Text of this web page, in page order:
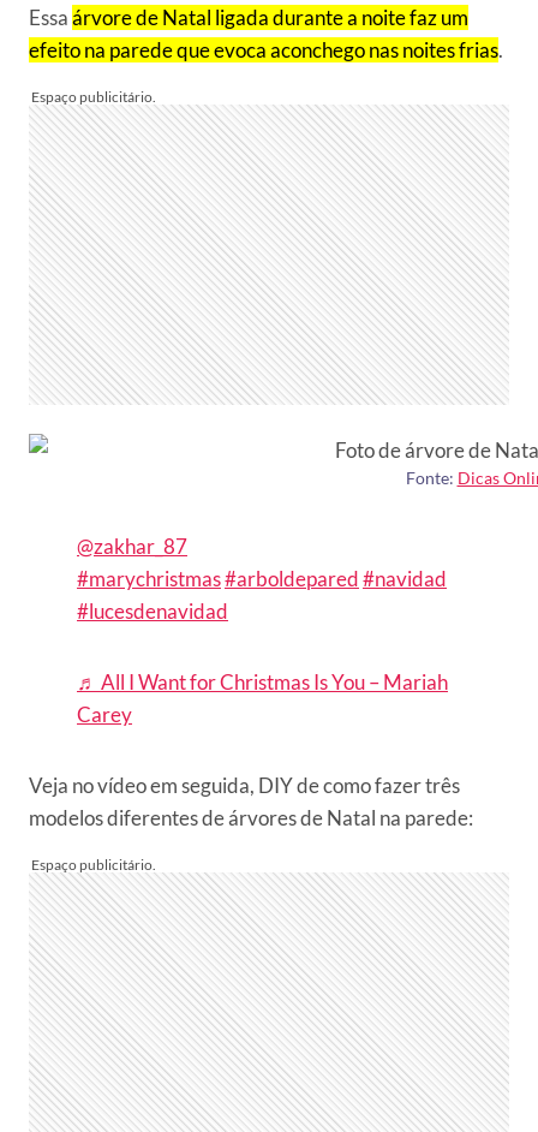
Essaárvore de Natal ligada durante a noite faz um
efeito na parede que evoca aconchego nas noites frias.
Fonte: Dicas
@zakhar_87
#marychristmas#arboldepared#navidad
#lucesdenavidad
♬ All I Want for Christmas Is You – Mariah
Carey
Veja no vídeo em seguida, DIY de como fazer três
modelos diferentes de árvores de Natal na parede: